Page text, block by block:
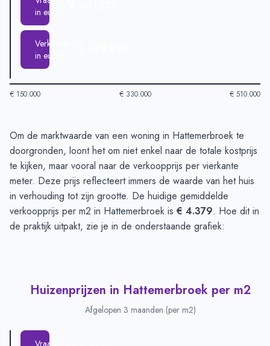
in euro's
Verkoopprijs
in euro's
€ 150.000 € 330.000 € 510.000
Huizenprijzen in Hattemerbroek-Afgelopen 3 maanden
Type
Bedrag
Vraagprijs in euro's
€ 401.875
Verkoopprijs in euro's
€ 459.950
Om de marktwaarde van een woning in Hattemerbroek te
doorgronden, loont het om niet enkel naar de totale kostprijs
te kijken, maar vooral naar de verkoopprijs per vierkante
meter. Deze prijs reflecteert immers de waarde van het huis
in verhouding tot zijn grootte. De huidige gemiddelde
verkoopprijs per m2 in Hattemerbroek is € 4.379. Hoe dit in
de praktijk uitpakt, zie je in de onderstaande grafiek:
Huizenprijzen in Hattemerbroek per m2
Afgelopen 3 maanden (per m2)
Vraagprijs